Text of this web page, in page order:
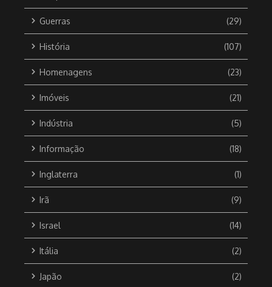
Guerras (29)
História (107)
Homenagens (23)
Imóveis (21)
Indústria (5)
Informação (18)
Inglaterra (1)
Irã (9)
Israel (14)
Itália (2)
Japão (2)